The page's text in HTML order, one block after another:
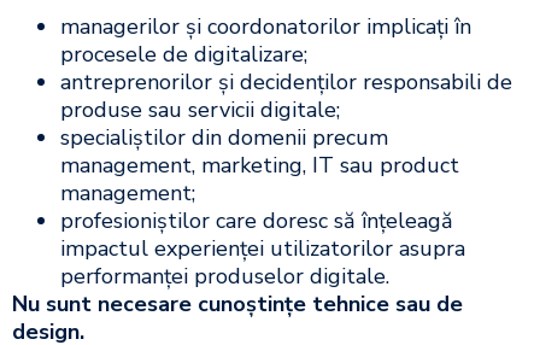
managerilor și coordonatorilor implicați în
procesele de digitalizare;
antreprenorilor și decidenților responsabili de
produse sau servicii digitale;
specialiștilor din domenii precum
management, marketing, IT sau product
management;
profesioniștilor care doresc să înțeleagă
impactul experienței utilizatorilor asupra
performanței produselor digitale.
Nu sunt necesare cunoștințe tehnice sau de
design.